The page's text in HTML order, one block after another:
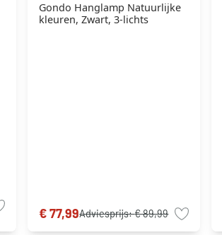
Gondo Hanglamp Natuurlijke
kleuren, Zwart, 3-lichts
€ 77,99Adviesprijs:€ 89,99